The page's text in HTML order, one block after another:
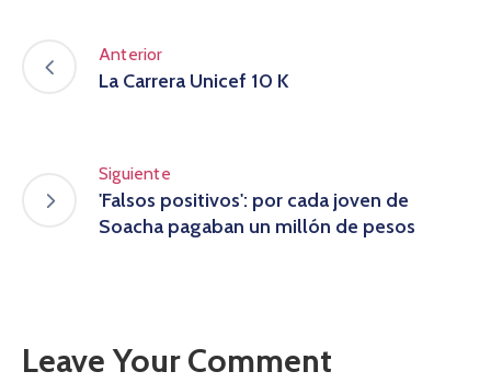
Anterior
La Carrera Unicef 10 K
Siguiente
'Falsos positivos': por cada joven de
Soacha pagaban un millón de pesos
Leave Your Comment